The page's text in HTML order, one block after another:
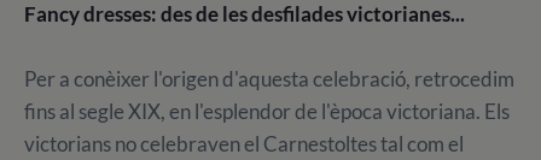
Fancy dresses: des de les desfilades victorianes...
Per a conèixer l'origen d'aquesta celebració, retrocedim
fins al segle XIX, en l'esplendor de l'època victoriana. Els
victorians no celebraven el Carnestoltes tal com el